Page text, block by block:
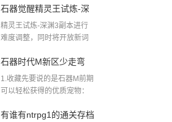
石器觉醒精灵王试炼-深
渊三层难度调整公告
精灵王试炼-深渊3副本进行
难度调整，同时将开放新词
石器时代M新区少走弯
路，给玩石器新区的新
1.收藏先要说的是石器M前期
可以轻松获得的优质宠物：
有谁有ntrpg1的通关存档